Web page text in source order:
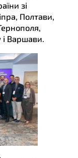
зі
Полтави,
Варшави.